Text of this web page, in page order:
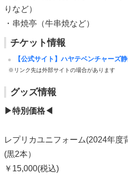
りなど）
・串焼亭（牛串焼など）
チケット情報
【公式サイト】ハヤテベンチャーズ
※リンク先は外部サイトの場合があります
グッズ情報
▶︎特別価格◀︎
レプリカユニフォーム(2024年度
(黒2本）
￥15,000(税込)